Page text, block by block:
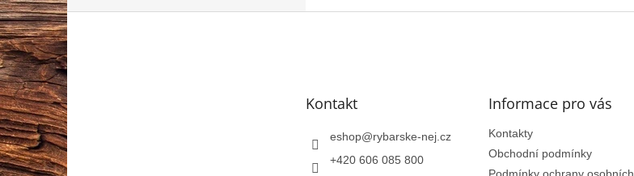
Z
á
p
a
t
í
Kontakt
eshop@rybarske-nej.cz
+420 606 085 800
Informace pro vás
Kontakty
Obchodní podmínky
Podmínky ochrany osobních